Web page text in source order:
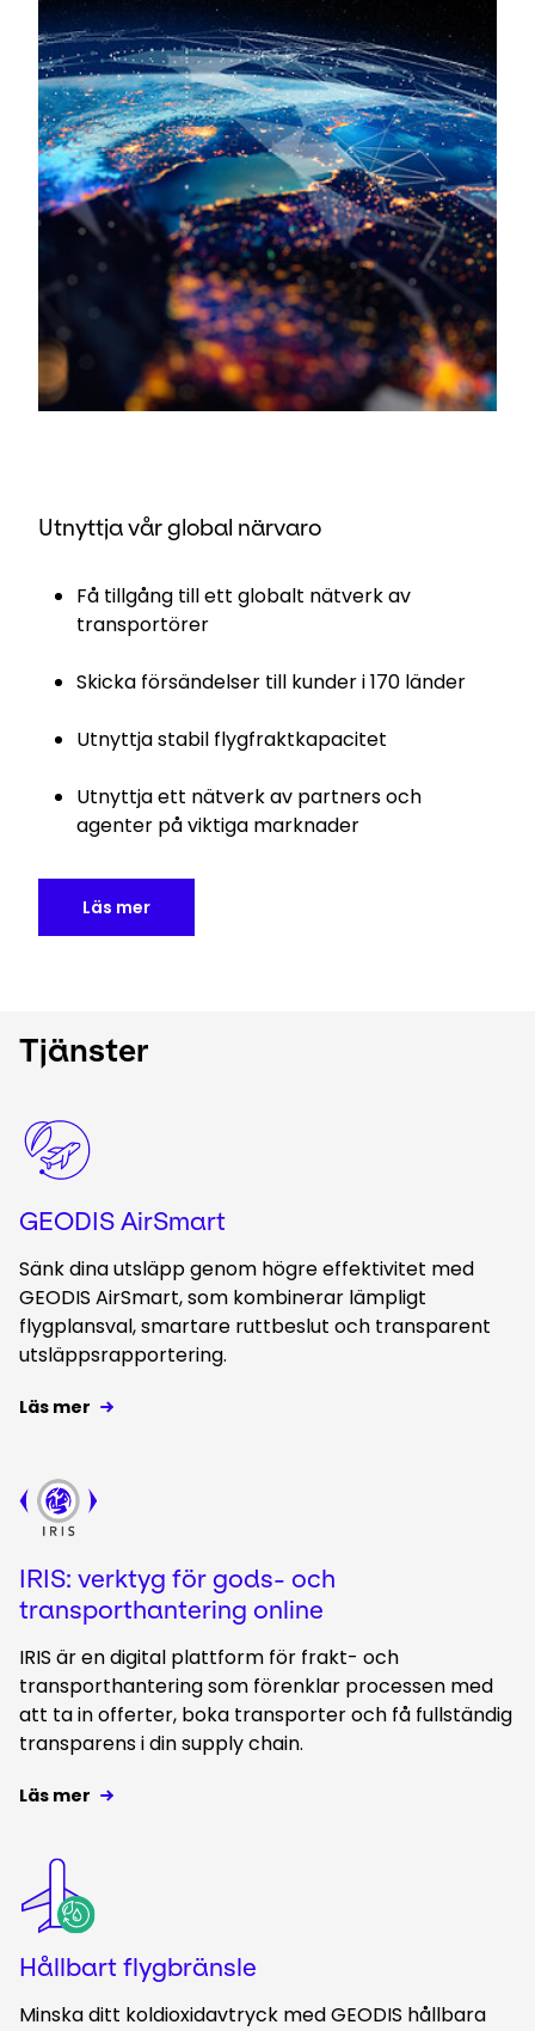
Utnyttja vår global närvaro
Få tillgång till ett globalt nätverk av
transportörer
Skicka försändelser till kunder i 170 länder
Utnyttja stabil flygfraktkapacitet
Utnyttja ett nätverk av partners och
agenter på viktiga marknader
Läs mer
Tjänster
Keepeek
GEODIS AirSmart
Sänk dina utsläpp genom högre effektivitet med
GEODIS AirSmart, som kombinerar lämpligt
flygplansval, smartare ruttbeslut och transparent
utsläppsrapportering.
Läs mer
Keepeek
IRIS: verktyg för gods- och
transporthantering online
IRIS är en digital plattform för frakt- och
transporthantering som förenklar processen med
att ta in offerter, boka transporter och få fullständig
transparensi din supply chain.
Läs mer
Keepeek
Hållbart flygbränsle
Minska ditt koldioxidavtryck med GEODIS hållbara